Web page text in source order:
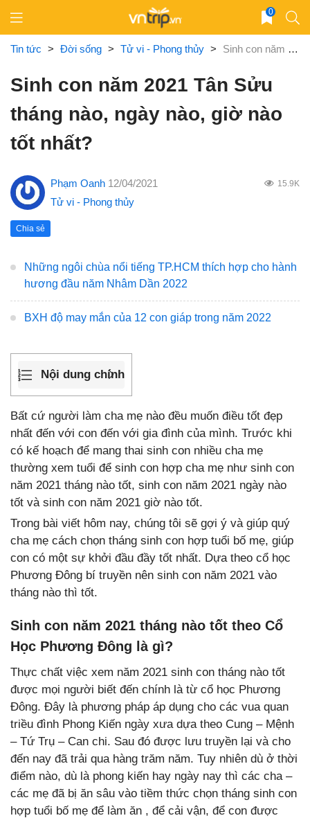
content
0
Tin tức > Đời sống > Tử vi - Phong thủy > Sinh con năm 2021 Tân Sửu tháng nào, ngày nào, giờ nào tốt nhất?
Sinh con năm 2021 Tân Sửu
tháng nào, ngày nào, giờ nào
tốt nhất?
Phạm Oanh 12/04/2021 15.9K
Tử vi - Phong thủy
Chia sẻ
Những ngôi chùa nổi tiếng TP.HCM thích hợp cho hành
hương đầu năm Nhâm Dần 2022
BXH độ may mắn của 12 con giáp trong năm 2022
Nội dung chính
Bất cứ người làm cha mẹ nào đều muốn điều tốt đẹp
nhất đến với con đến với gia đình của mình. Trước khi
có kế hoạch để mang thai sinh con nhiều cha mẹ
thường xem tuổi để sinh con hợp cha mẹ như sinh con
năm 2021 tháng nào tốt, sinh con năm 2021 ngày nào
tốt và sinh con năm 2021 giờ nào tốt.
Trong bài viết hôm nay, chúng tôi sẽ gợi ý và giúp quý
cha mẹ cách chọn tháng sinh con hợp tuổi bố mẹ, giúp
con có một sự khởi đầu đầy tốt nhất. Dựa theo cổ học
Phương Đông bí truyền nên sinh con năm 2021 vào
tháng nào thì tốt.
Sinh con năm 2021 tháng nào tốt theo Cổ
Học Phương Đông là gì?
Thực chất việc xem năm 2021 sinh con tháng nào tốt
được mọi người biết đến chính là từ cổ học Phương
Đông. Đây là phương pháp áp dụng cho các vua quan
triều đình Phong Kiến ngày xưa dựa theo Cung – Mệnh
– Tứ Trụ – Can chi. Sau đó được lưu truyền lại và cho
đến nay đã trải qua hàng trăm năm. Tuy nhiên dù ở thời
điểm nào, dù là phong kiến hay ngày nay thì các cha –
các mẹ đã bị ăn sâu vào tiềm thức chọn tháng sinh con
hợp tuổi bố mẹ để làm ăn , để cải vận, để con được